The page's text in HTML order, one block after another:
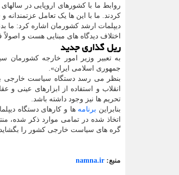
روابط ما با کشورهای اروپایی در
کردند. ما با این ها یک تعامل
دیپلمات ارشد کشورمان اشاره کرد: ما
اختلاف دیدگاه های مبنایی هست و
ریل گذاری جدید
به تعبیر وزیر امور خارجه
جمهوری اسلامی ایران».
بنظر می رسد دستگاه سیاست خارجی
انقلاب و استفاده از ابزارهای عینی
تحریم ها نیز وجود داشته باشد.
بنابراین برنامه ها و کارهای دستگاه
اتخاذ شده در تمامی موارد ذکر شده،
گره های سیاست خارجی کشور را
منبع: namna.ir